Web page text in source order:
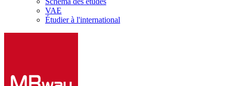
VAE
Étudier à l'international